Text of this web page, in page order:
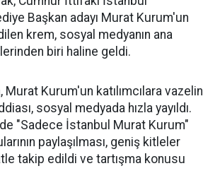
Başkan adayı Murat Kurum'un
krem, sosyal medyanın ana
biri haline geldi.
Murat Kurum'un katılımcılara vazelin
sosyal medyada hızla yayıldı.
"Sadece İstanbul Murat Kurum"
paylaşılması, geniş kitleler
takip edildi ve tartışma konusu